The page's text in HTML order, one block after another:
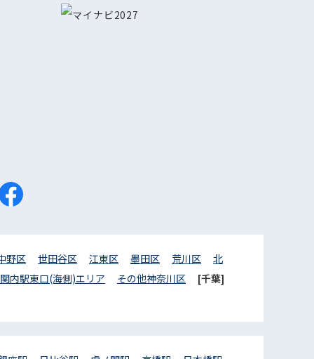
野区 世田谷区 江東区 墨田区 荒川区
北
関内駅東口(海側)エリア その他神奈川区
[千葉]